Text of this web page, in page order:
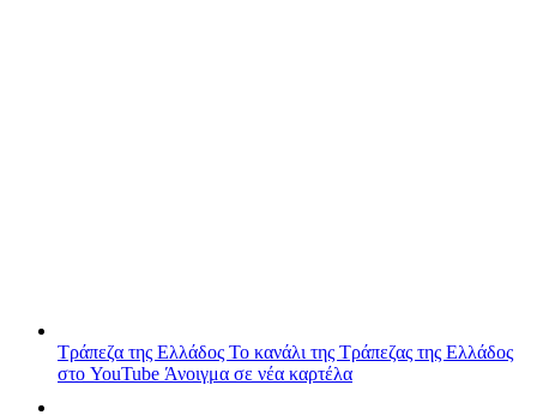
Τράπεζα της Ελλάδος Το κανάλι της Τράπεζας της Ελλάδος
στο YouTube Άνοιγμα σε νέα καρτέλα